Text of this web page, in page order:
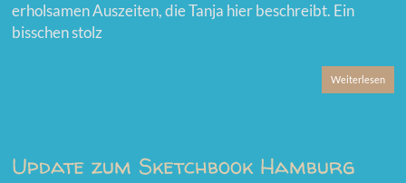
erholsamen Auszeiten, die Tanja hier beschreibt. Ein
bisschen stolz
Weiterlesen
Update zum Sketchbook Hamburg